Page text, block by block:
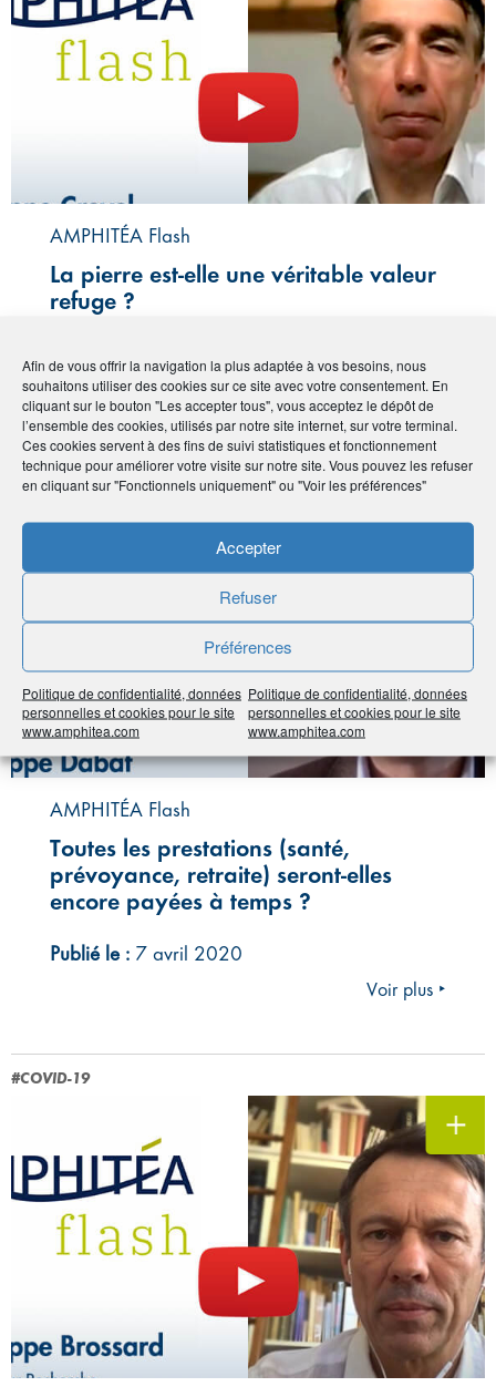
Afin de vous offrir la navigation la plus adaptée à vos besoins, nous
souhaitons utiliser des cookies sur ce site avec votre consentement. En
cliquant sur le bouton "Les accepter tous", vous acceptez le dépôt de
l’ensemble des cookies, utilisés par notre site internet, sur votre terminal.
Ces cookies servent à des fins de suivi statistiques et fonctionnement
technique pour améliorer votre visite sur notre site. Vous pouvez les refuser
en cliquant sur "Fonctionnels uniquement" ou "Voir les préférences"
Accepter
Refuser
Préférences
Politique de confidentialité, données
personnelles et cookies pour le site
www.amphitea.com
Politique de confidentialité, données
personnelles et cookies pour le site
www.amphitea.com
AMPHITÉA Flash
La pierre est-elle une véritable valeur
refuge ?
Voir plus ‣
#COVID-19
AMPHITÉA Flash
Toutes les prestations (santé,
prévoyance, retraite) seront-elles
encore payées à temps ?
Publié le : 7 avril 2020
Voir plus ‣
#COVID-19